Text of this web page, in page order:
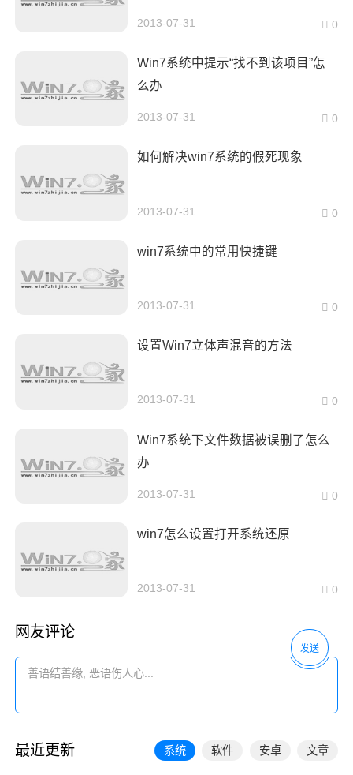
2013-07-31 0
Win7系统中提示“找不到该项目”怎
么办
2013-07-31 0
如何解决win7系统的假死现象
2013-07-31 0
win7系统中的常用快捷键
2013-07-31 0
设置Win7立体声混音的方法
2013-07-31 0
Win7系统下文件数据被误删了怎么
办
2013-07-31 0
win7怎么设置打开系统还原
2013-07-31 0
网友评论
发送
最近更新 系统 软件 安卓 文章